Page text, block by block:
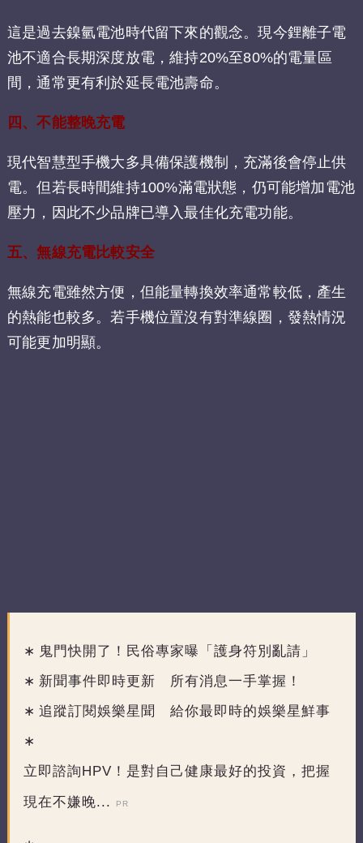
這是過去鎳氫電池時代留下來的觀念。現今鋰離子電
池不適合長期深度放電，維持20%至80%的電量區
間，通常更有利於延長電池壽命。
四、不能整晚充電
現代智慧型手機大多具備保護機制，充滿後會停止供
電。但若長時間維持100%滿電狀態，仍可能增加電池
壓力，因此不少品牌已導入最佳化充電功能。
五、無線充電比較安全
無線充電雖然方便，但能量轉換效率通常較低，產生
的熱能也較多。若手機位置沒有對準線圈，發熱情況
可能更加明顯。
鬼門快開了！民俗專家曝「護身符別亂請」
新聞事件即時更新 所有消息一手掌握！
追蹤訂閱娛樂星聞 給你最即時的娛樂星鮮事
立即諮詢HPV！是對自己健康最好的投資，把握
現在不嫌晚...
PR